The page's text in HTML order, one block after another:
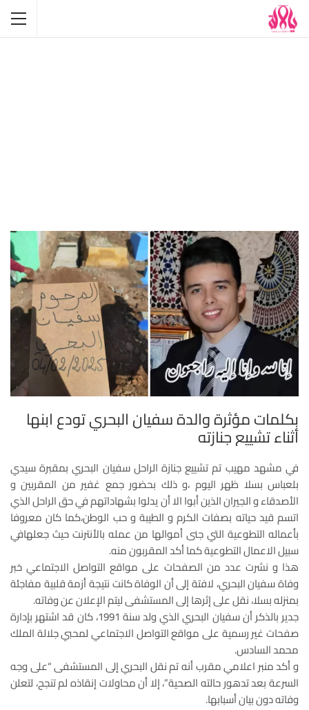
بكلمات مؤثرة والدة سفيان البحري تودع ابنها
أثناء تشييع جنازته
في مشهد مهيب تم تشييع جنازة الراحل سفيان البحري بمقبرة سيدي
بلعباس بسلا ظهر اليوم ،و ذلك بحضور جمع غفير من المقربين و
الأصدقاء و الجيران الذين أبوا الا أن يدلوا بشهاداتهم في حق الراحل الذي
اتسم قيد حياته بصفات الكرم و الطيبة و حب الوطن،كما كان معروفا
بأعماله التطوعية التي جنى أموالها من عمله بالأنترنت حيث جعلهافي
سبيل الاعمال التطوعية كما أكد المقربون منه.
هذا و نشرت عدد من الصفحات على مواقع التواصل الاجتماعي خبر
وفاة سفيان البحري، لافتة إلى أن الوفاة كانت نتيجة أزمة قلبية مفاجئة
بمنزله بسلا، نقل على إثرها إلى المستشفى ليتم الإعلان عن وفاته.
جدير بالذكر أن سفيان البحري الذي ولد سنة 1991، كان قد اشتهر بإدارة
صفحات غير رسمية على مواقع التواصل الاجتماعي لمحبي جلالة الملك
محمد السادس.
و أكد منبر اعلامي مقرب أنه تم نقل البحري إلى المستشفى “على وجه
السرعة بعد تدهور حالته الصحية”، إلا أن محاولات إنقاذه لم تنجح، لتعلن
وفاته دون بيان أسبابها.